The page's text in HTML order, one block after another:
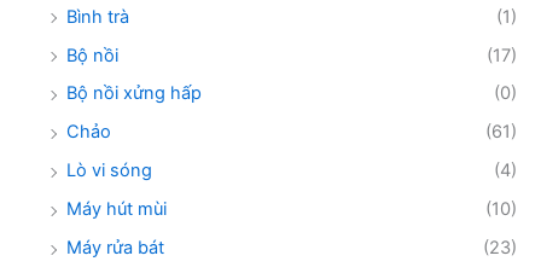
Bình trà
(1)
Bộ nồi
(17)
Bộ nồi xửng hấp
(0)
Chảo
(61)
Lò vi sóng
(4)
Máy hút mùi
(10)
Máy rửa bát
(23)